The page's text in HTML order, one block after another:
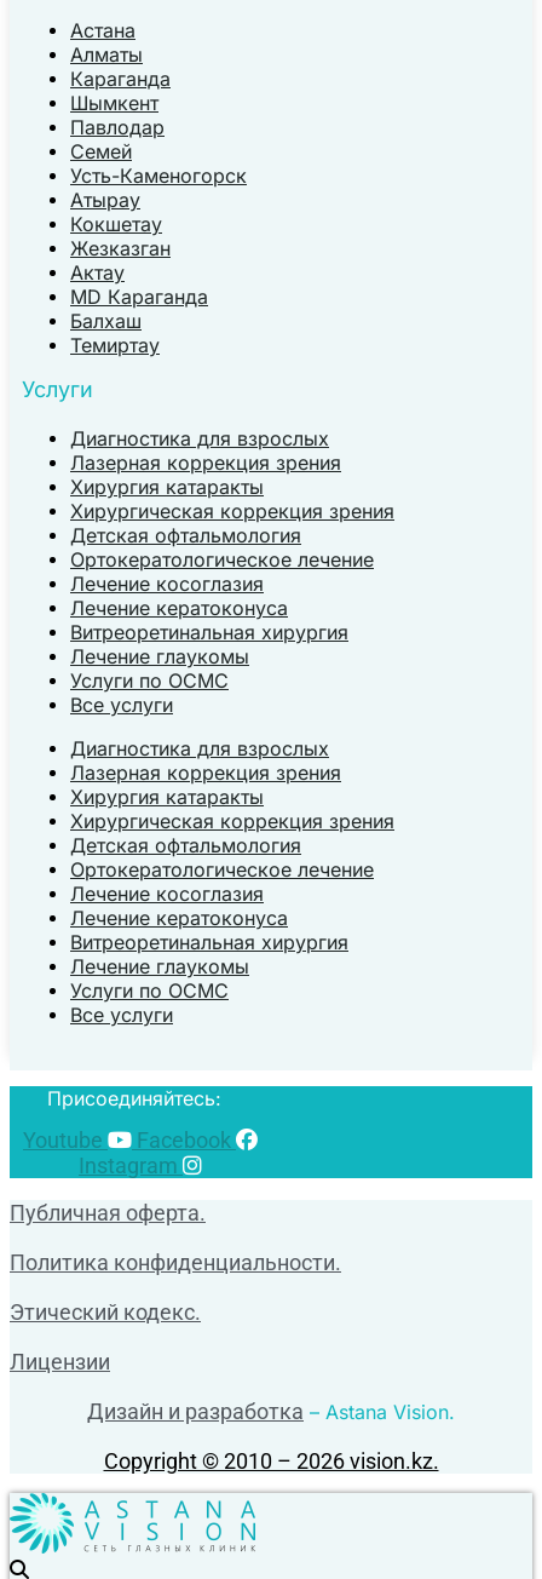
Астана
Алматы
Караганда
Шымкент
Павлодар
Семей
Усть-Каменогорск
Атырау
Кокшетау
Жезказган
Актау
MD Караганда
Балхаш
Темиртау
Услуги
Диагностика для взрослых
Лазерная коррекция зрения
Хирургия катаракты
Хирургическая коррекция зрения
Детская офтальмология
Ортокератологическое лечение
Лечение косоглазия
Лечение кератоконуса
Витреоретинальная хирургия
Лечение глаукомы
Услуги по ОСМС
Все услуги
Диагностика для взрослых
Лазерная коррекция зрения
Хирургия катаракты
Хирургическая коррекция зрения
Детская офтальмология
Ортокератологическое лечение
Лечение косоглазия
Лечение кератоконуса
Витреоретинальная хирургия
Лечение глаукомы
Услуги по ОСМС
Все услуги
Присоединяйтесь:
Youtube
Facebook
Instagram
Публичная оферта.
Политика конфиденциальности.
Этический кодекс.
Лицензии
Дизайн и разработка – Astana Vision.
Copyright © 2010 – 2026 vision.kz.